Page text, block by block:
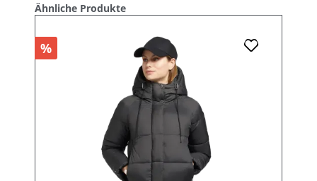
Produktgalerie überspringen
Ähnliche Produkte
%